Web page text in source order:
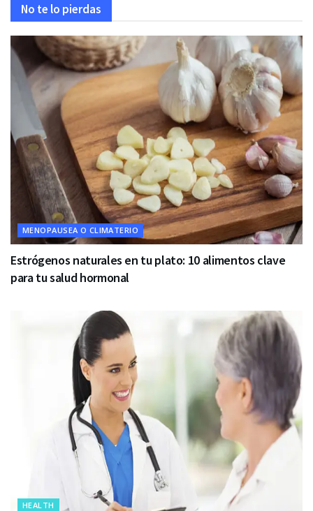
No te lo pierdas
MENOPAUSEA O CLIMATERIO
Estrógenos naturales en tu plato: 10 alimentos clave
para tu salud hormonal
HEALTH